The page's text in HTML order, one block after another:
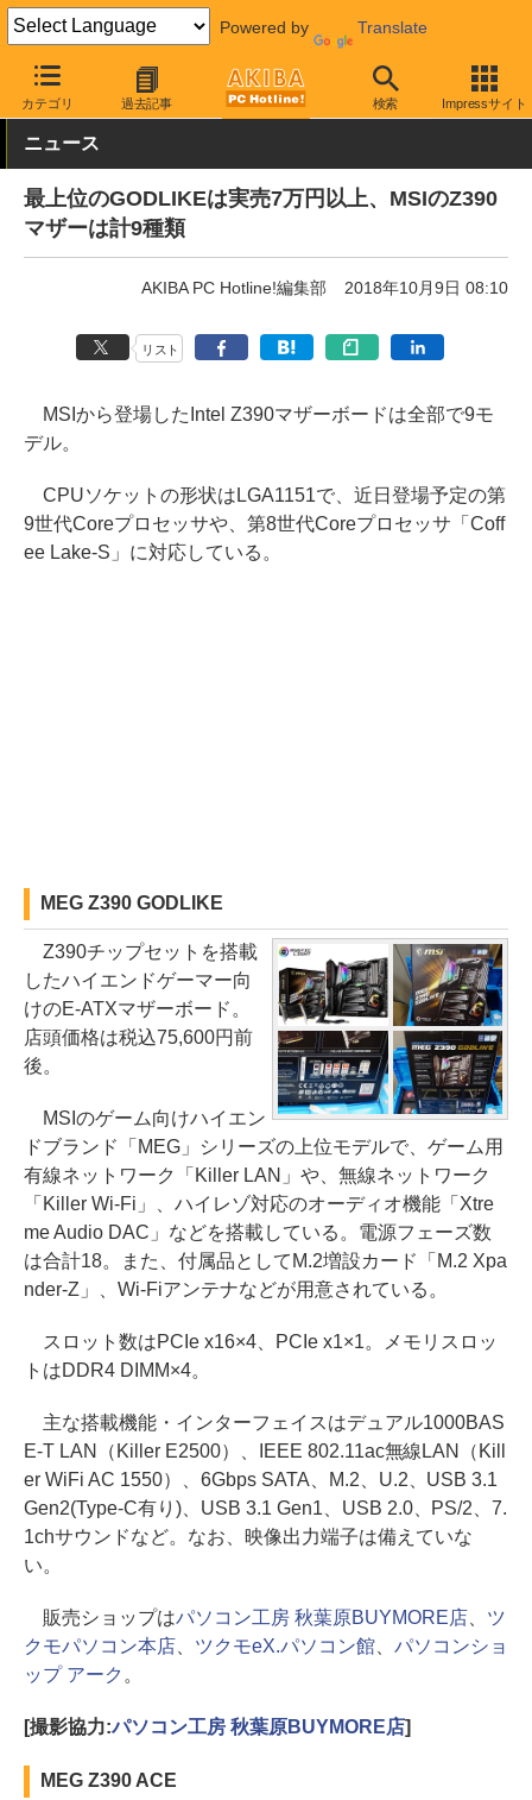
Powered by Translate
カテゴリ 過去記事 検索 Impressサイト
AKIBA PC Hotline! PCパーツ マザーボード MSI
ニュース
最上位のGODLIKEは実売7万円以上、MSIのZ390
マザーは計9種類
AKIBA PC Hotline!編集部 2018年10月9日 08:10
リスト
MSIから登場したIntel Z390マザーボードは全部で9モ
デル。
CPUソケットの形状はLGA1151で、近日登場予定の第
9世代Coreプロセッサや、第8世代Coreプロセッサ「Coff
ee Lake-S」に対応している。
MEG Z390 GODLIKE
Z390チップセットを搭載
したハイエンドゲーマー向
けのE-ATXマザーボード。
店頭価格は税込75,600円前
後。
MSIのゲーム向けハイエン
ドブランド「MEG」シリーズの上位モデルで、ゲーム用
有線ネットワーク「Killer LAN」や、無線ネットワーク
「Killer Wi-Fi」、ハイレゾ対応のオーディオ機能「Xtre
me Audio DAC」などを搭載している。電源フェーズ数
は合計18。また、付属品としてM.2増設カード「M.2 Xpa
nder-Z」、Wi-Fiアンテナなどが用意されている。
スロット数はPCIe x16×4、PCIe x1×1。メモリスロッ
トはDDR4 DIMM×4。
主な搭載機能・インターフェイスはデュアル1000BAS
E-T LAN（Killer E2500）、IEEE 802.11ac無線LAN（Kill
er WiFi AC 1550）、6Gbps SATA、M.2、U.2、USB 3.1
Gen2(Type-C有り)、USB 3.1 Gen1、USB 2.0、PS/2、7.
1chサウンドなど。なお、映像出力端子は備えていな
い。
販売ショップはパソコン工房 秋葉原BUYMORE店、 ツ
クモパソコン本店、 ツクモeX.パソコン館、 パソコンショ
ップ アーク 。
[撮影協力:パソコン工房 秋葉原BUYMORE店]
MEG Z390 ACE